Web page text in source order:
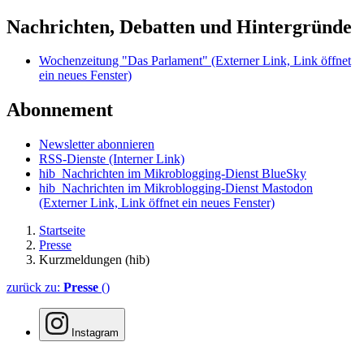
Nachrichten, Debatten und Hintergründe
Wochenzeitung "Das Parlament" (Externer Link, Link öffnet
ein neues Fenster)
Abonnement
Newsletter abonnieren
RSS-Dienste (Interner Link)
hib_Nachrichten im Mikroblogging-Dienst BlueSky
hib_Nachrichten im Mikroblogging-Dienst Mastodon
(Externer Link, Link öffnet ein neues Fenster)
Startseite
Presse
Kurzmeldungen (hib)
zurück zu: Presse ()
Instagram